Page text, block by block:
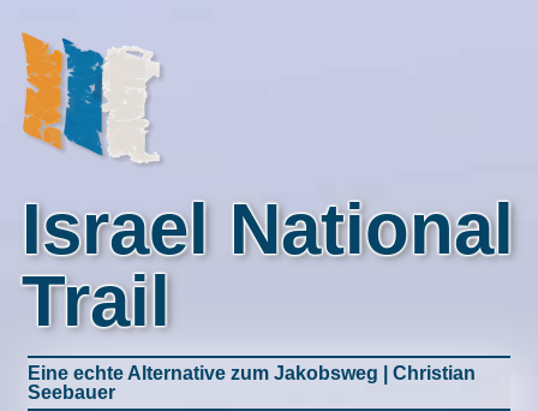
Israel National
Trail
Eine echte Alternative zum Jakobsweg | Christian
Seebauer